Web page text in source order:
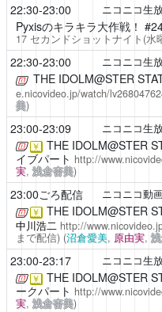
22:30-23:00 ニコニコ生
Pyxisのキラキラ大作戦！
17セカンドショットナイト(水
22:30-23:00 ニコニコ生
THE IDOLM@STER
e.nicovideo.jp/watch/
美)
23:00-23:09 ニコニコ生
￥ THE IDOLM@STER
イブパート http://
実,浅倉杏美)
23:00ごろ配信 ニコニコ動
￥ THE IDOLM@STER
中川浩二 http://
まで配信) (沼倉愛美, 原由実,
23:00-23:17 ニコニコ生
￥ THE IDOLM@STER
ークパート http://
実,浅倉杏美)